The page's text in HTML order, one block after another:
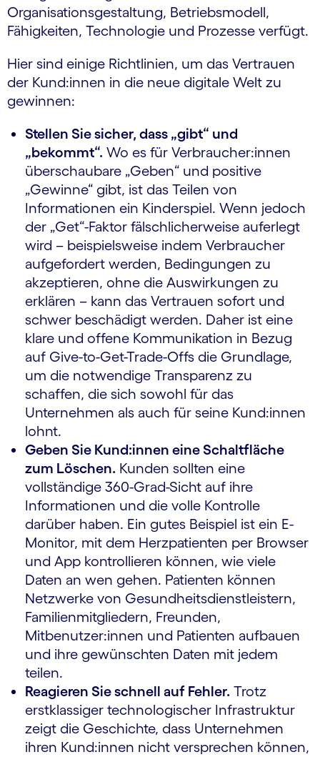
Organisationsgestaltung, Betriebsmodell,
Fähigkeiten, Technologie und Prozesse verfügt.
Hier sind einige Richtlinien, um das Vertrauen
der Kund:innen in die neue digitale Welt zu
gewinnen:
Stellen Sie sicher, dass „gibt“ und
„bekommt“. Wo es für Verbraucher:innen
überschaubare „Geben“ und positive
„Gewinne“ gibt, ist das Teilen von
Informationen ein Kinderspiel. Wenn jedoch
der „Get“-Faktor fälschlicherweise auferlegt
wird – beispielsweise indem Verbraucher
aufgefordert werden, Bedingungen zu
akzeptieren, ohne die Auswirkungen zu
erklären – kann das Vertrauen sofort und
schwer beschädigt werden. Daher ist eine
klare und offene Kommunikation in Bezug
auf Give-to-Get-Trade-Offs die Grundlage,
um die notwendige Transparenz zu
schaffen, die sich sowohl für das
Unternehmen als auch für seine Kund:innen
lohnt.
Geben Sie Kund:innen eine Schaltfläche
zum Löschen. Kunden sollten eine
vollständige 360-Grad-Sicht auf ihre
Informationen und die volle Kontrolle
darüber haben. Ein gutes Beispiel ist ein E-
Monitor, mit dem Herzpatienten per Browser
und App kontrollieren können, wie viele
Daten an wen gehen. Patienten können
Netzwerke von Gesundheitsdienstleistern,
Familienmitgliedern, Freunden,
Mitbenutzer:innen und Patienten aufbauen
und ihre gewünschten Daten mit jedem
teilen.
Reagieren Sie schnell auf Fehler. Trotz
erstklassiger technologischer Infrastruktur
zeigt die Geschichte, dass Unternehmen
ihren Kund:innen nicht versprechen können,